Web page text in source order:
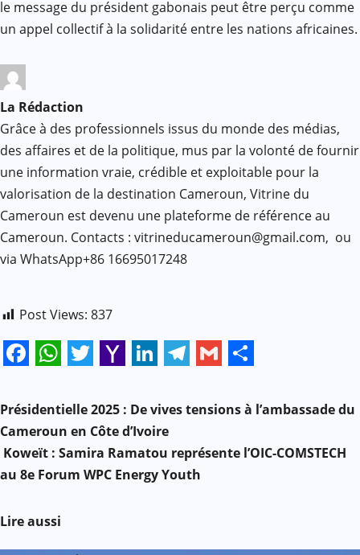
le message du président gabonais peut être perçu comme
un appel collectif à la solidarité entre les nations africaines.
La Rédaction
Grâce à des professionnels issus du monde des médias,
des affaires et de la politique, mus par la volonté de fournir
une information vraie, crédible et exploitable pour la
valorisation de la destination Cameroun, Vitrine du
Cameroun est devenu une plateforme de référence au
Cameroun. Contacts : vitrineducameroun@gmail.com, ou
via WhatsApp+86 16695017248
Post Views: 837
Facebook
WhatsApp
Twitter
Yahoo
Mail
LinkedIn
Telegram
GmailShare
N
a
v
g
Présidentielle 2025 : De vives tensions à l’ambassade du
Cameroun en Côte d’Ivoire
Koweït : Samira Ramatou représente l’OIC-COMSTECH
au 8e Forum WPC Energy Youth
Lire aussi